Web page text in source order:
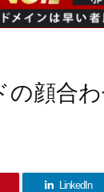
の顔合
LinkedIn